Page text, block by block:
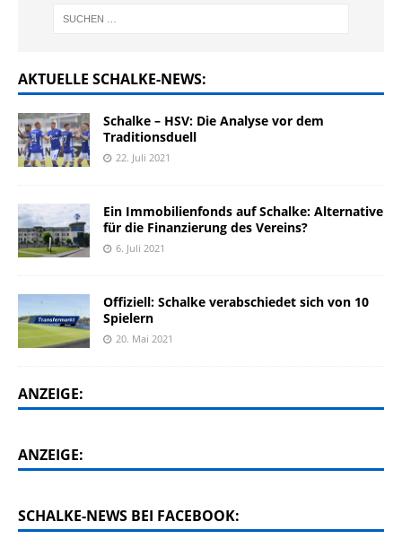
AKTUELLE SCHALKE-NEWS:
Schalke – HSV: Die Analyse vor dem
Traditionsduell
22. Juli 2021
Ein Immobilienfonds auf Schalke: Alternative
für die Finanzierung des Vereins?
6. Juli 2021
Offiziell: Schalke verabschiedet sich von 10
Spielern
20. Mai 2021
ANZEIGE:
ANZEIGE:
SCHALKE-NEWS BEI FACEBOOK: